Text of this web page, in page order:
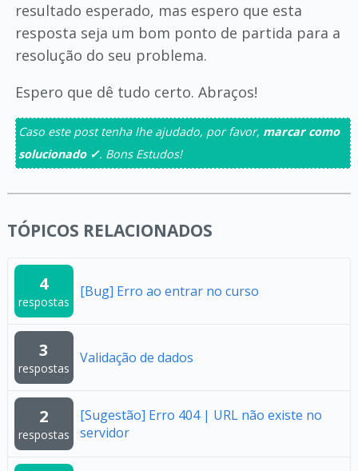
resultado esperado, mas espero que esta
resposta seja um bom ponto de partida para a
resolução do seu problema.
Espero que dê tudo certo. Abraços!
Caso este post tenha lhe ajudado, por favor, marcar como
solucionado ✓. Bons Estudos!
TÓPICOS RELACIONADOS
4
respostas
[Bug] Erro ao entrar no curso
3
respostas
Validação de dados
2
respostas
[Sugestão] Erro 404 | URL não existe no
servidor